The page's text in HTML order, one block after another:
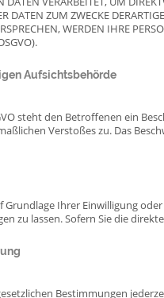
DATEN ZUM ZWECKE
WERDEN IHRE
Aufsichts­behörde
steht den Betroffenen ein
Verstoßes zu. Das
Grundlage Ihrer Einwilligung
zu lassen. Sofern Sie die
Bestimmungen